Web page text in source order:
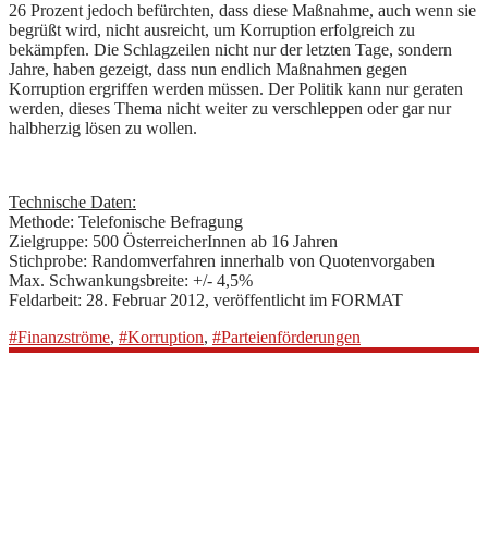
26 Prozent jedoch befürchten, dass diese Maßnahme, auch wenn sie
begrüßt wird, nicht ausreicht, um Korruption erfolgreich zu
bekämpfen. Die Schlagzeilen nicht nur der letzten Tage, sondern
Jahre, haben gezeigt, dass nun endlich Maßnahmen gegen
Korruption ergriffen werden müssen. Der Politik kann nur geraten
werden, dieses Thema nicht weiter zu verschleppen oder gar nur
halbherzig lösen zu wollen.
Technische Daten:
Methode: Telefonische Befragung
Zielgruppe: 500 ÖsterreicherInnen ab 16 Jahren
Stichprobe: Randomverfahren innerhalb von Quotenvorgaben
Max. Schwankungsbreite: +/- 4,5%
Feldarbeit: 28. Februar 2012, veröffentlicht im FORMAT
#Finanzströme, #Korruption, #Parteienförderungen